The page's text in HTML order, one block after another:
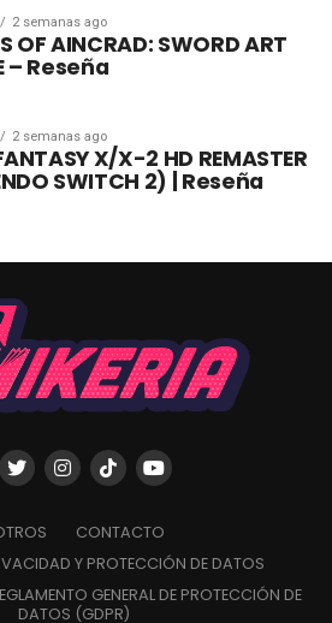
2 semanas ago
OF AINCRAD: SWORD ART
– Reseña
2 semanas ago
X/X-2 HD REMASTER
SWITCH 2) | Reseña
CONTACTO
Y PROTECCIÓN DE DATOS
GENERAL DE PROTECCIÓN DE
DATOS (GDPR)